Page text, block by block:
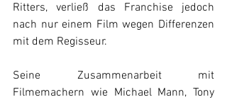
Ritters, verließ das Franchise jedoch
nach nur einem Film wegen Differenzen
mit dem Regisseur.
Seine Zusammenarbeit mit
Filmemachern wie Michael Mann, Tony